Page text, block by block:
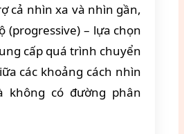
cả nhìn xa và nhìn gần,
(progressive) – lựa chọn
cấp quá trình chuyển
các khoảng cách nhìn
không có đường phân